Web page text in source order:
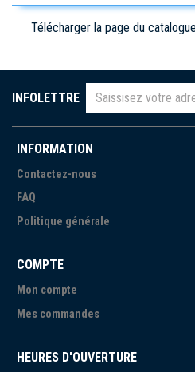
Télécharger la page du
INFOLETTRE
INFORMATION
Contactez-nous
FAQ
Politique générale
COMPTE
Mon compte
Mes commandes
HEURES D'OUVERTURE